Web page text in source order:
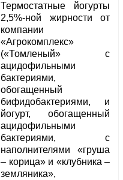
Термостатные йогурты
2,5%-ной жирности от
компании
«Агрокомплекс»
(«Томленый» с
ацидофильными
бактериями,
обогащенный
бифидобактериями, и
йогурт, обогащенный
ацидофильными
бактериями, с
наполнителями «груша
– корица» и «клубника –
земляника»,